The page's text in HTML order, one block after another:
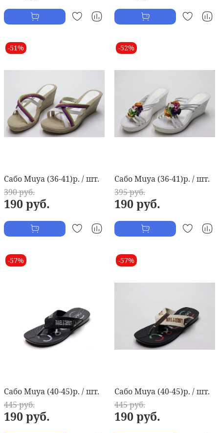
-51%
Сабо Muya (36-41)р. / шт.
390 руб.
190 руб.
-52%
Сабо Muya (36-41)р. / шт.
395 руб.
190 руб.
-57%
Сабо Muya (40-45)р. / шт.
445 руб.
190 руб.
-57%
Сабо Muya (40-45)р. / шт.
445 руб.
190 руб.